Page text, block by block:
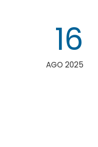
16
AGO 2025